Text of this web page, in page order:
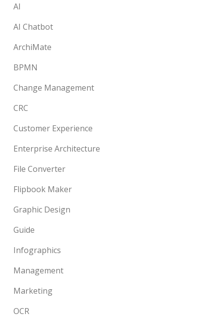
AI
AI Chatbot
ArchiMate
BPMN
Change Management
CRC
Customer Experience
Enterprise Architecture
File Converter
Flipbook Maker
Graphic Design
Guide
Infographics
Management
Marketing
OCR